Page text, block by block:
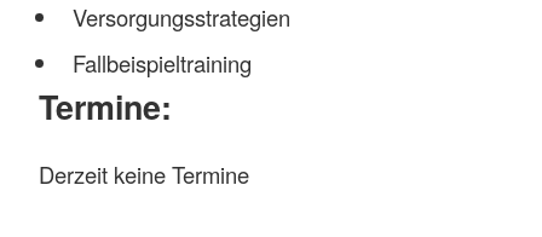
Versorgungsstrategien
Fallbeispieltraining
Termine:
Derzeit keine Termine